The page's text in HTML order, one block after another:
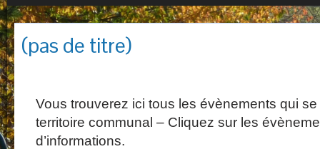
(pas de titre)
Vous trouverez ici tous les évènements qui
territoire communal – Cliquez sur les
d’informations.